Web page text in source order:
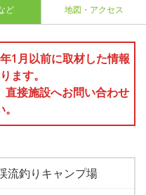
ど 地図・アクセス
1月以前に取材した情報
ます。
直接施設へお問い合わせ
流釣りキャンプ場